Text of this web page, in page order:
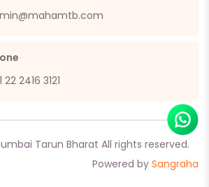
22 2416 3121
Tarun Bharat All rights reserved.
Powered by Sangraha